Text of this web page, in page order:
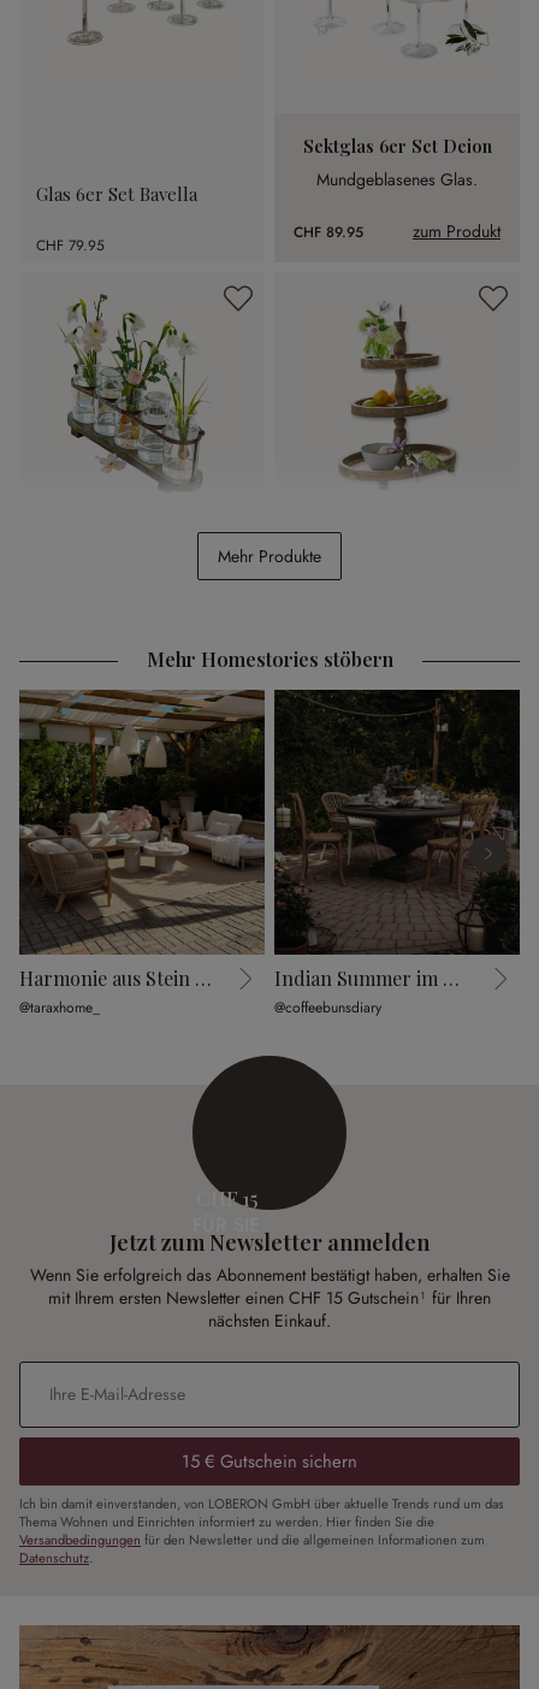
Glas 6er Set Bavella
CHF 79.95
Sektglas 6er Set Deion
Mundgeblasenes Glas.
CHF 89.95 zum Produkt
Etagere Olathe
Mehr Produkte
Mehr Homestories stöbern
Harmonie aus Stein und Geflecht
@taraxhome_
Indian Summer im Cottage Garden
@coffeebunsdiary
CHF 15
Jetzt zum Newsletter anmelden
Wenn Sie erfolgreich das Abonnement bestätigt haben, erhalten Sie
mit Ihrem ersten Newsletter einen CHF 15 Gutschein¹ für Ihren
nächsten Einkauf.
E-Mail-Adresse
15 € Gutschein sichern
Ich bin damit einverstanden, von LOBERON GmbH über aktuelle Trends rund um das
Thema Wohnen und Einrichten informiert zu werden. Hier finden Sie die
Versandbedingungen für den Newsletter und die allgemeinen Informationen zum
Datenschutz.